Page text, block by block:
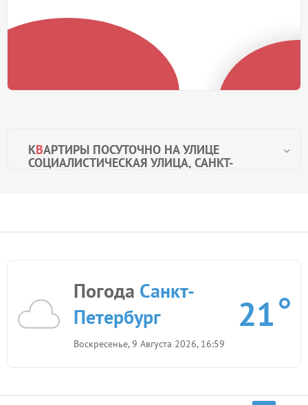
КВАРТИРЫ ПОСУТОЧНО НА УЛИЦЕ
СОЦИАЛИСТИЧЕСКАЯ УЛИЦА, САНКТ-
Погода Санкт-
Петербург
Воскресенье, 9 Августа 2026, 16:59
21